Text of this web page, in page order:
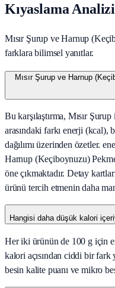
Kıyaslama
Mısır Şurup ve Harnup
farklara bilimsel yanıtlar.
Mısır Şurup ve Harnup
Bu karşılaştırma, Mısır
arasındaki farkı enerji (kcal),
dağılımı üzerinden özetler.
Harnup (Keçiboynuzu)
öne çıkmaktadır. Detay
ürünü tercih etmenin daha
Hangisi daha düşük kalori
Her iki ürünün de 100 g için
kalori açısından ciddi bir
besin kalite puanı ve mikro